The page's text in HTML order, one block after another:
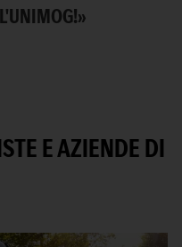
E AZIENDE DI